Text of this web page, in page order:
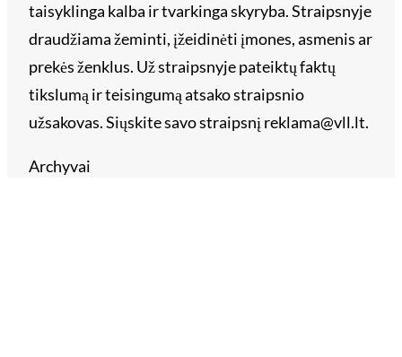
taisyklinga kalba ir tvarkinga skyryba. Straipsnyje
draudžiama žeminti, įžeidinėti įmones, asmenis ar
prekės ženklus. Už straipsnyje pateiktų faktų
tikslumą ir teisingumą atsako straipsnio
užsakovas. Siųskite savo straipsnį reklama@vll.lt.
Archyvai